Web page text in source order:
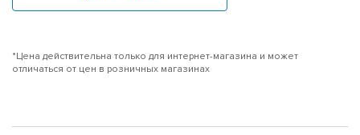
*Цена действительна только для интернет-магазина и может
отличаться от цен в розничных магазинах